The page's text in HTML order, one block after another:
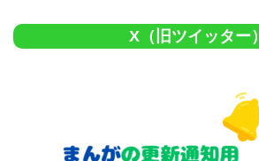
X（旧ツイッター）